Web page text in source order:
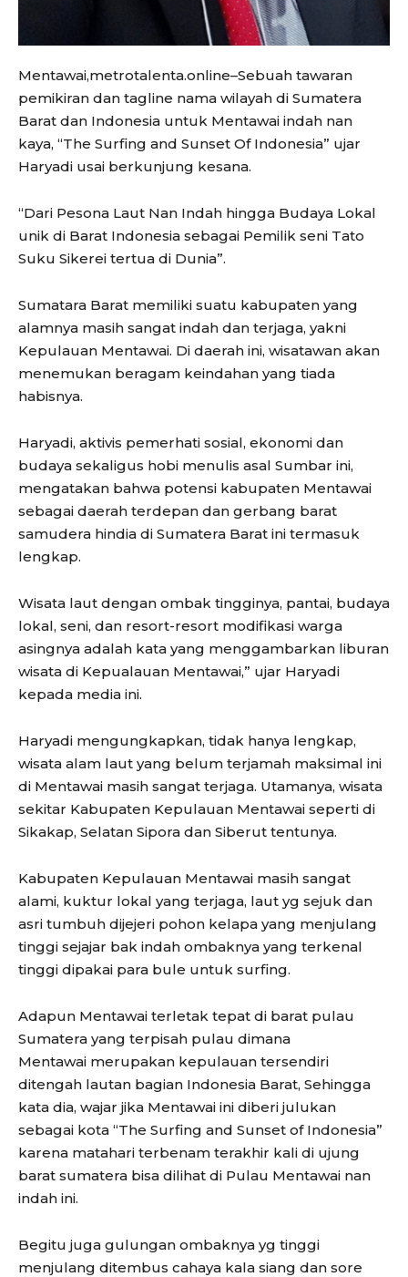
Mentawai,metrotalenta.online–Sebuah tawaran
pemikiran dan tagline nama wilayah di Sumatera
Barat dan Indonesia untuk Mentawai indah nan
kaya, “The Surfing and Sunset Of Indonesia” ujar
Haryadi usai berkunjung kesana.
“Dari Pesona Laut Nan Indah hingga Budaya Lokal
unik di Barat Indonesia sebagai Pemilik seni Tato
Suku Sikerei tertua di Dunia”.
Sumatara Barat memiliki suatu kabupaten yang
alamnya masih sangat indah dan terjaga, yakni
Kepulauan Mentawai. Di daerah ini, wisatawan akan
menemukan beragam keindahan yang tiada
habisnya.
Haryadi, aktivis pemerhati sosial, ekonomi dan
budaya sekaligus hobi menulis asal Sumbar ini,
mengatakan bahwa potensi kabupaten Mentawai
sebagai daerah terdepan dan gerbang barat
samudera hindia di Sumatera Barat ini termasuk
lengkap.
Wisata laut dengan ombak tingginya, pantai, budaya
lokal, seni, dan resort-resort modifikasi warga
asingnya adalah kata yang menggambarkan liburan
wisata di Kepualauan Mentawai,” ujar Haryadi
kepada media ini.
Haryadi mengungkapkan, tidak hanya lengkap,
wisata alam laut yang belum terjamah maksimal ini
di Mentawai masih sangat terjaga. Utamanya, wisata
sekitar Kabupaten Kepulauan Mentawai seperti di
Sikakap, Selatan Sipora dan Siberut tentunya.
Kabupaten Kepulauan Mentawai masih sangat
alami, kuktur lokal yang terjaga, laut yg sejuk dan
asri tumbuh dijejeri pohon kelapa yang menjulang
tinggi sejajar bak indah ombaknya yang terkenal
tinggi dipakai para bule untuk surfing.
Adapun Mentawai terletak tepat di barat pulau
Sumatera yang terpisah pulau dimana
Mentawai merupakan kepulauan tersendiri
ditengah lautan bagian Indonesia Barat, Sehingga
kata dia, wajar jika Mentawai ini diberi julukan
sebagai kota “The Surfing and Sunset of Indonesia”
karena matahari terbenam terakhir kali di ujung
barat sumatera bisa dilihat di Pulau Mentawai nan
indah ini.
Begitu juga gulungan ombaknya yg tinggi
menjulang ditembus cahaya kala siang dan sore